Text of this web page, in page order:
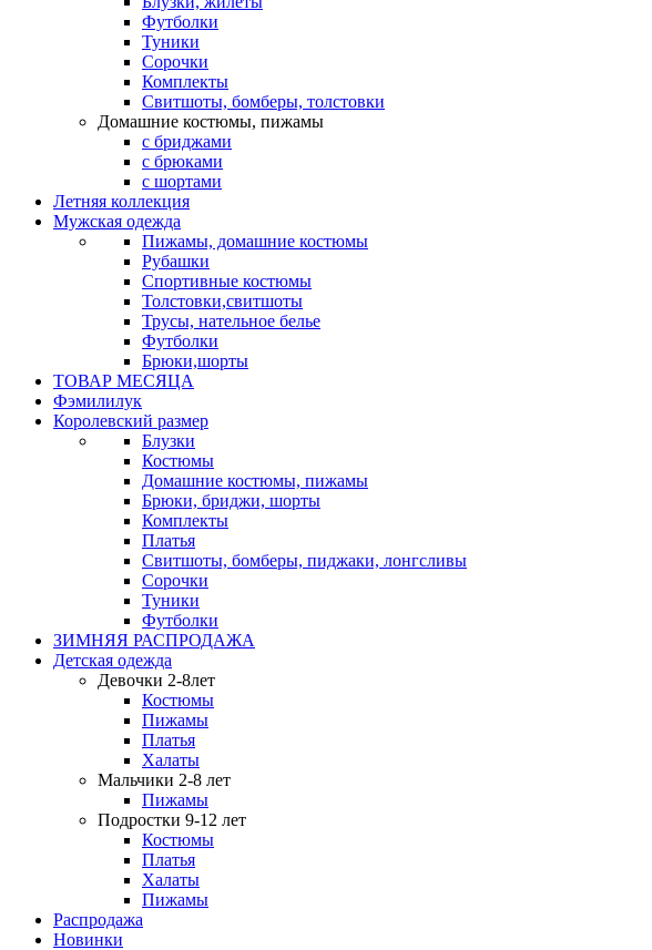
Футболки
Туники
Сорочки
Комплекты
Свитшоты, бомберы, толстовки
Домашние костюмы, пижамы
с бриджами
с брюками
с шортами
Летняя коллекция
Мужская одежда
Пижамы, домашние костюмы
Рубашки
Спортивные костюмы
Толстовки,свитшоты
Трусы, нательное белье
Футболки
Брюки,шорты
ТОВАР МЕСЯЦА
Фэмилилук
Королевский размер
Блузки
Костюмы
Домашние костюмы, пижамы
Брюки, бриджи, шорты
Комплекты
Платья
Свитшоты, бомберы, пиджаки, лонгсливы
Сорочки
Туники
Футболки
ЗИМНЯЯ РАСПРОДАЖА
Детская одежда
Девочки 2-8лет
Костюмы
Пижамы
Платья
Халаты
Мальчики 2-8 лет
Пижамы
Подростки 9-12 лет
Костюмы
Платья
Халаты
Пижамы
Распродажа
Новинки